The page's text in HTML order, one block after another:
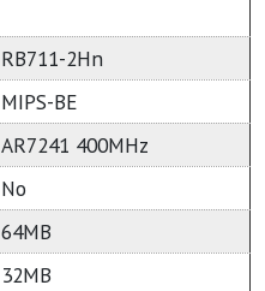
RB711-2Hn
MIPS-BE
AR7241 400MHz
No
64MB
32MB